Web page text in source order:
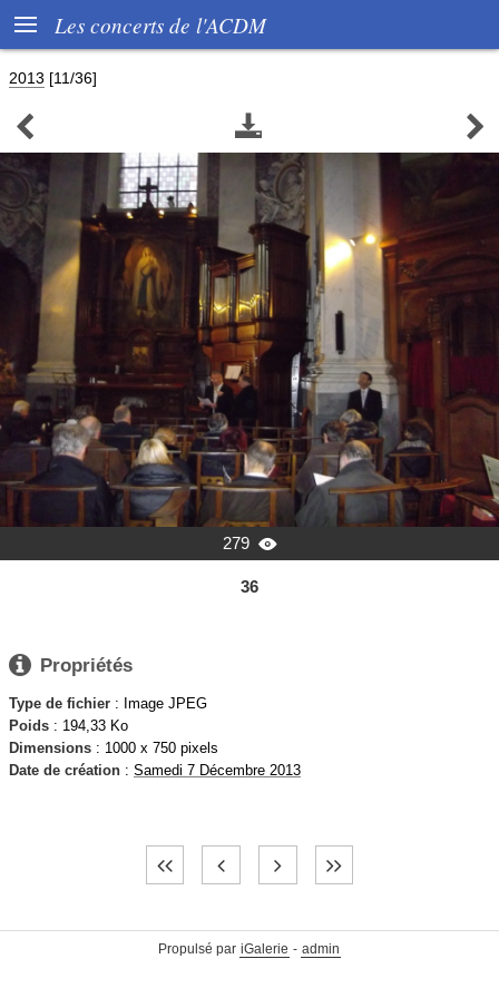
 Les concerts de l'ACDM
2013 [11/36]
  
279 
36
 Propriétés
Type de fichier : Image JPEG
Poids : 194,33 Ko
Dimensions : 1000 x 750 pixels
Date de création : Samedi 7 Décembre 2013
Propulsé par iGalerie - admin